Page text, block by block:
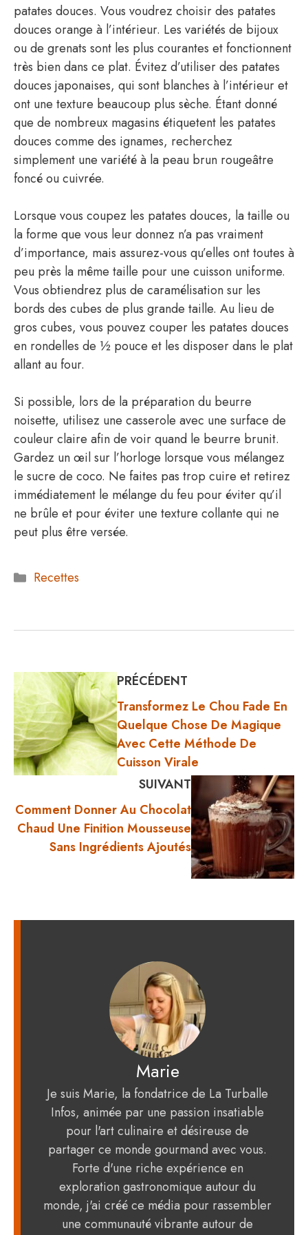
patates douces. Vous voudrez choisir des patates
douces orange à l’intérieur. Les variétés de bijoux
ou de grenats sont les plus courantes et fonctionnent
très bien dans ce plat. Évitez d’utiliser des patates
douces japonaises, qui sont blanches à l’intérieur et
ont une texture beaucoup plus sèche. Étant donné
que de nombreux magasins étiquetent les patates
douces comme des ignames, recherchez
simplement une variété à la peau brun rougeâtre
foncé ou cuivrée.
Lorsque vous coupez les patates douces, la taille ou
la forme que vous leur donnez n’a pas vraiment
d’importance, mais assurez-vous qu’elles ont toutes à
peu près la même taille pour une cuisson uniforme.
Vous obtiendrez plus de caramélisation sur les
bords des cubes de plus grande taille. Au lieu de
gros cubes, vous pouvez couper les patates douces
en rondelles de ½ pouce et les disposer dans le plat
allant au four.
Si possible, lors de la préparation du beurre
noisette, utilisez une casserole avec une surface de
couleur claire afin de voir quand le beurre brunit.
Gardez un œil sur l’horloge lorsque vous mélangez
le sucre de coco. Ne faites pas trop cuire et retirez
immédiatement le mélange du feu pour éviter qu’il
ne brûle et pour éviter une texture collante qui ne
peut plus être versée.
Catégories
Recettes
PRÉCÉDENT
Transformez Le Chou Fade En
Quelque Chose De Magique
Avec Cette Méthode De
Cuisson Virale
SUIVANT
Comment Donner Au Chocolat
Chaud Une Finition Mousseuse
Sans Ingrédients Ajoutés
Marie
Je suis Marie, la fondatrice de La Turballe
Infos, animée par une passion insatiable
pour l'art culinaire et désireuse de
partager ce monde gourmand avec vous.
Forte d'une riche expérience en
exploration gastronomique autour du
monde, j'ai créé ce média pour rassembler
une communauté vibrante autour de